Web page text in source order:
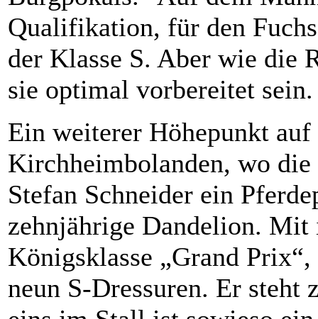
Qualifikation, für den
der Klasse S. Aber wie die
sie optimal vorbereitet sein.
Ein weiterer Höhepunkt
Kirchheimbolanden, wo
Stefan Schneider ein
zehnjährige Dandelion.
Königsklasse „Grand
neun S-Dressuren. Er steht